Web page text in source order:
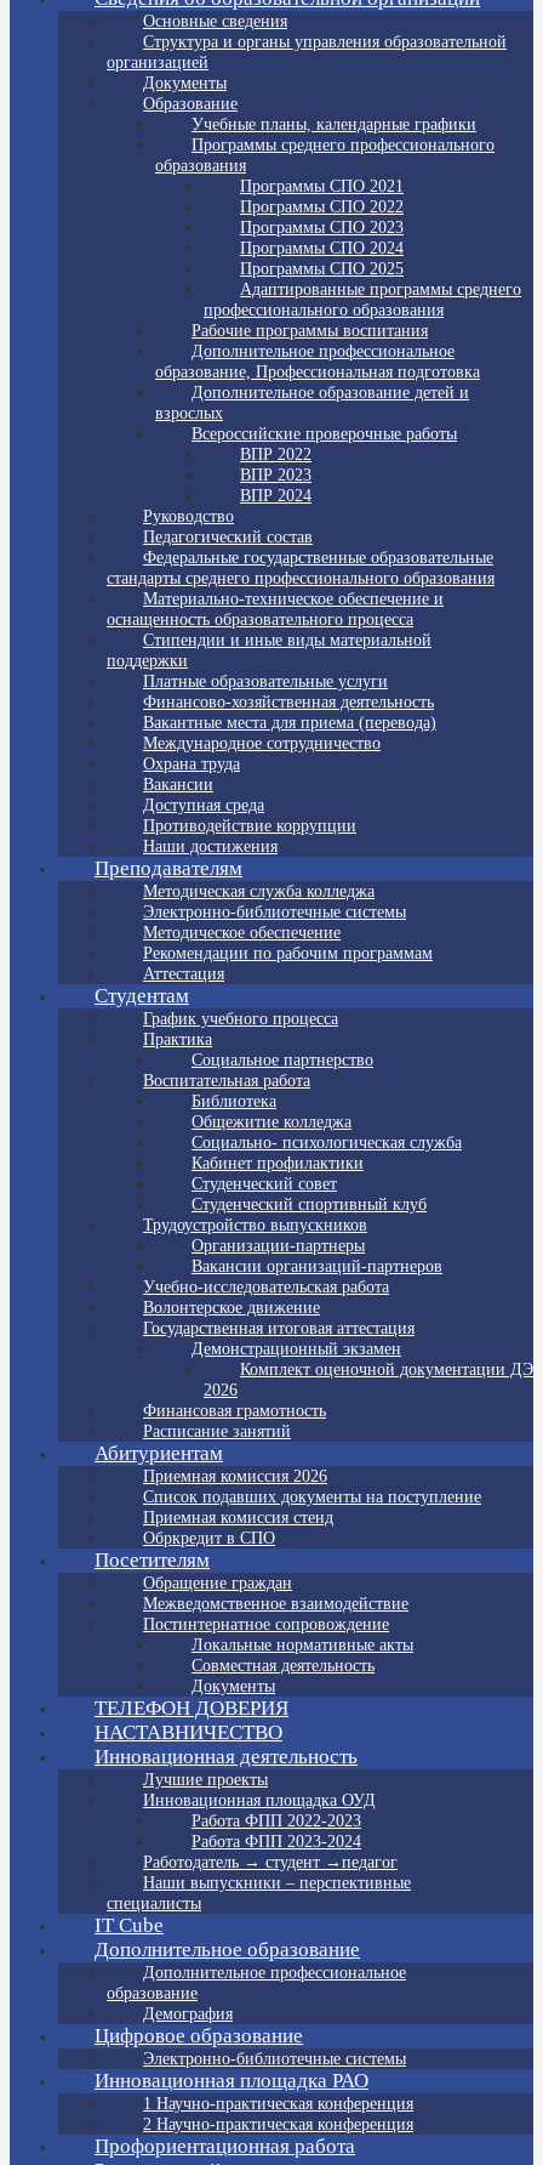
Основные сведения
Структура и органы управления образовательной
организацией
Документы
Образование
Учебные планы, календарные графики
Программы среднего профессионального
образования
Программы СПО 2021
Программы СПО 2022
Программы СПО 2023
Программы СПО 2024
Программы СПО 2025
Адаптированные программы среднего
профессионального образования
Рабочие программы воспитания
Дополнительное профессиональное
образование, Профессиональная подготовка
Дополнительное образование детей и
взрослых
Всероссийские проверочные работы
ВПР 2022
ВПР 2023
ВПР 2024
Руководство
Педагогический состав
Федеральные государственные образовательные
стандарты среднего профессионального образования
Материально-техническое обеспечение и
оснащенность образовательного процесса
Стипендии и иные виды материальной
поддержки
Платные образовательные услуги
Финансово-хозяйственная деятельность
Вакантные места для приема (перевода)
Международное сотрудничество
Охрана труда
Вакансии
Доступная среда
Противодействие коррупции
Наши достижения
Преподавателям
Методическая служба колледжа
Электронно-библиотечные системы
Методическое обеспечение
Рекомендации по рабочим программам
Аттестация
Студентам
График учебного процесса
Практика
Социальное партнерство
Воспитательная работа
Библиотека
Общежитие колледжа
Социально- психологическая служба
Кабинет профилактики
Студенческий совет
Студенческий спортивный клуб
Трудоустройство выпускников
Организации-партнеры
Вакансии организаций-партнеров
Учебно-исследовательская работа
Волонтерское движение
Государственная итоговая аттестация
Демонстрационный экзамен
Комплект оценочной документации ДЭ
2026
Финансовая грамотность
Расписание занятий
Абитуриентам
Приемная комиссия 2026
Список подавших документы на поступление
Приемная комиссия стенд
Обркредит в СПО
Посетителям
Обращение граждан
Межведомственное взаимодействие
Постинтернатное сопровождение
Локальные нормативные акты
Совместная деятельность
Документы
ТЕЛЕФОН ДОВЕРИЯ
НАСТАВНИЧЕСТВО
Инновационная деятельность
Лучшие проекты
Инновационная площадка ОУД
Работа ФПП 2022-2023
Работа ФПП 2023-2024
Работодатель → студент →педагог
Наши выпускники – перспективные
специалисты
IT Cube
Дополнительное образование
Дополнительное профессиональное
образование
Демография
Цифровое образование
Электронно-библиотечные системы
Инновационная площадка РАО
1 Научно-практическая конференция
2 Научно-практическая конференция
Профориентационная работа